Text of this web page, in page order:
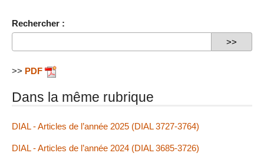
Rechercher :
>> PDF
Dans la même rubrique
DIAL - Articles de l’année 2025 (DIAL 3727-3764)
DIAL - Articles de l’année 2024 (DIAL 3685-3726)